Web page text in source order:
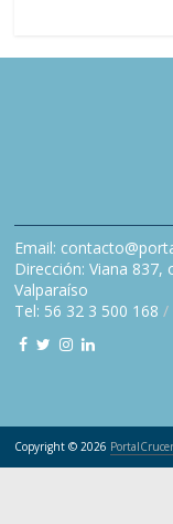
Email:
Dirección: Viana 837,
Valparaíso
Tel: 56 32 3 500 168 /
Copyright © 2026